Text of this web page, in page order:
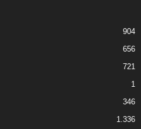
904
656
721
1
346
1.336